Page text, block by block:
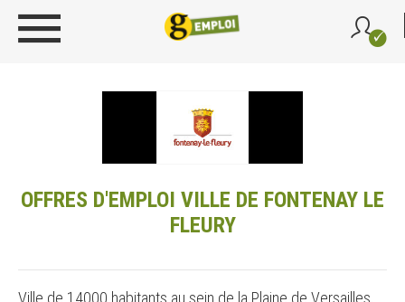
OFFRES D'EMPLOI VILLE DE FONTENAY LE
FLEURY
Ville de 14000 habitants au sein de la Plaine de Versailles,